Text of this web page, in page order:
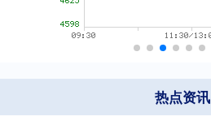
热点资讯